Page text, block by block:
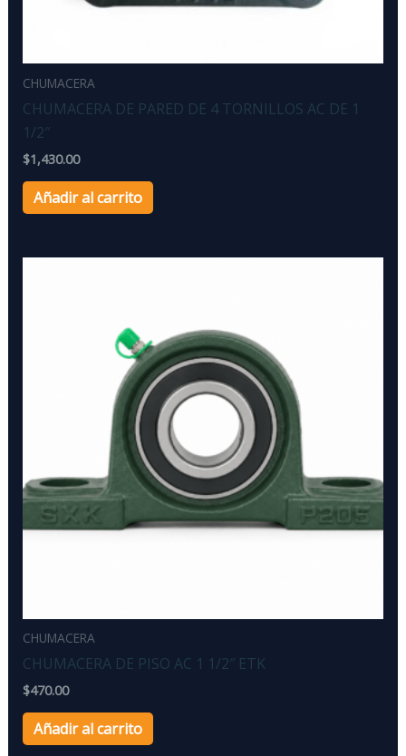
CHUMACERA
CHUMACERA DE PARED DE 4 TORNILLOS AC DE 1
1/2″
$1,430.00
Añadir al carrito
CHUMACERA
CHUMACERA DE PISO AC 1 1/2″ ETK
$470.00
Añadir al carrito